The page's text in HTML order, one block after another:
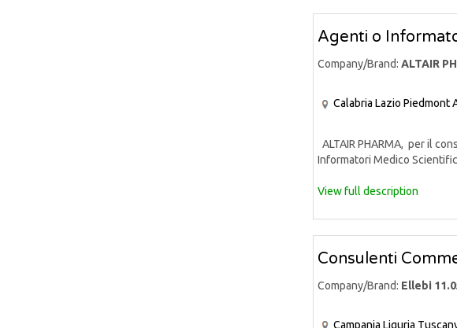
Agenti o
Company/Brand: ALTAIR
Calabria Lazio Piedmont
ALTAIR PHARMA, per il
Informatori Medico
View full description
Consulenti
Company/Brand: Ellebi
Campania Liguria